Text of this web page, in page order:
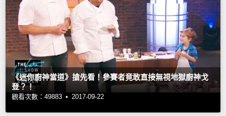
《迷你廚神當道》搶先看！參賽者竟敢直接無視地獄廚神戈
登？！
觀看次數：49883 • 2017-09-22